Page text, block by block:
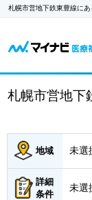
札幌市営地下鉄東豊線に
札幌市営地下
地域 未選
詳細
条件
未選